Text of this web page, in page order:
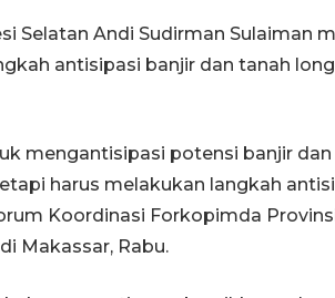
Selatan Andi Sudirman Sulaiman
antisipasi banjir dan tanah
mengantisipasi potensi banjir
harus melakukan langkah
Koordinasi Forkopimda
Makassar, Rabu.